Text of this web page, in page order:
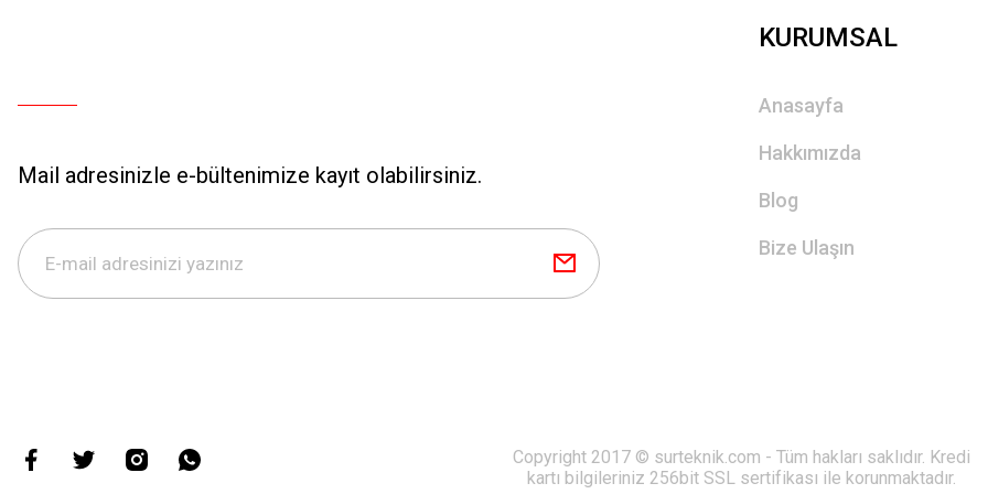
Mail adresinizle e-bültenimize kayıt olabilirsiniz.
KURUMSAL
Anasayfa
Hakkımızda
Blog
Bize Ulaşın
Copyright 2017 © surteknik.com - Tüm hakları saklıdır. Kredi
kartı bilgileriniz 256bit SSL sertifikası ile korunmaktadır.